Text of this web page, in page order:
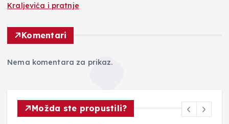
Kraljevića i pratnje
Komentari
Nema komentara za prikaz.
Možda ste propustili?